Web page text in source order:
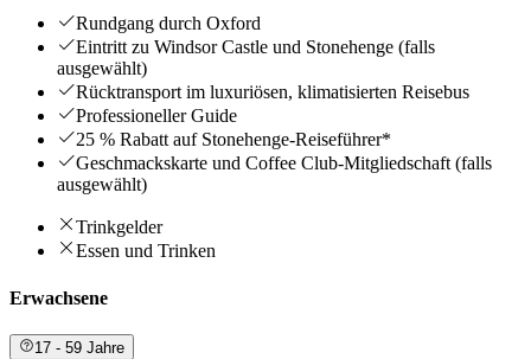
Rundgang durch Oxford
Eintritt zu Windsor Castle und Stonehenge (falls
ausgewählt)
Rücktransport im luxuriösen, klimatisierten Reisebus
Professioneller Guide
25 % Rabatt auf Stonehenge-Reiseführer*
Geschmackskarte und Coffee Club-Mitgliedschaft (falls
ausgewählt)
Trinkgelder
Essen und Trinken
Erwachsene
17 - 59 Jahre